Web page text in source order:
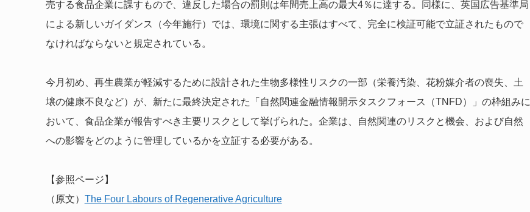
売する食品企業に課すもので、違反した場合の罰則は年間売上高の最大4％に達する。同様に、英国広告基準局
による新しいガイダンス（今年施行）では、環境に関する主張はすべて、完全に検証可能で立証されたもので
なければならないと規定されている。
今月初め、再生農業が軽減するために設計された生物多様性リスクの一部（栄養汚染、花粉媒介者の喪失、土
壌の健康不良など）が、新たに最終決定された「自然関連金融情報開示タスクフォース（TNFD）」の枠組みに
おいて、食品企業が報告すべき主要リスクとして挙げられた。企業は、自然関連のリスクと機会、および自然
への影響をどのように管理しているかを立証する必要がある。
【参照ページ】
（原文） The Four Labours of Regenerative Agriculture